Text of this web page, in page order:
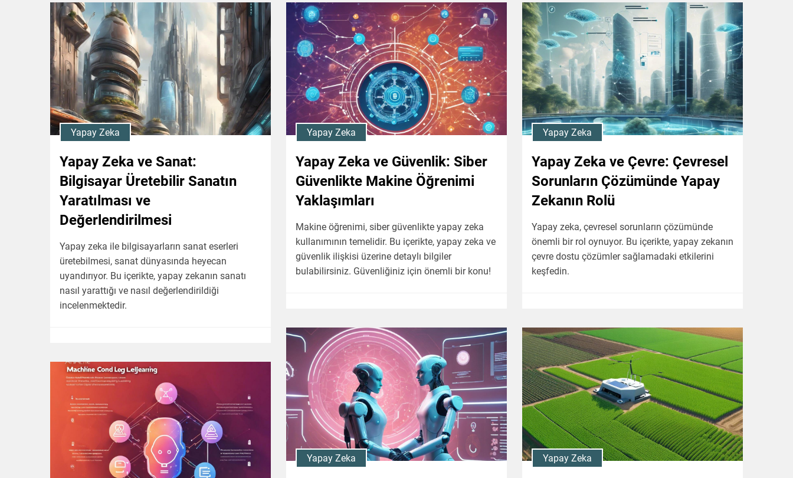
Yapay Zeka
Yapay Zeka ve Sanat:
Bilgisayar Üretebilir Sanatın
Yaratılması ve
Değerlendirilmesi
Yapay zeka ile bilgisayarların sanat eserleri
üretebilmesi, sanat dünyasında heyecan
uyandırıyor. Bu içerikte, yapay zekanın sanatı
nasıl yarattığı ve nasıl değerlendirildiği
incelenmektedir.
Yapay Zeka
Yapay Zeka ve Güvenlik: Siber
Güvenlikte Makine Öğrenimi
Yaklaşımları
Makine öğrenimi, siber güvenlikte yapay zeka
kullanımının temelidir. Bu içerikte, yapay zeka ve
güvenlik ilişkisi üzerine detaylı bilgiler
bulabilirsiniz. Güvenliğiniz için önemli bir konu!
Yapay Zeka
Yapay Zeka ve Çevre: Çevresel
Sorunların Çözümünde Yapay
Zekanın Rolü
Yapay zeka, çevresel sorunların çözümünde
önemli bir rol oynuyor. Bu içerikte, yapay zekanın
çevre dostu çözümler sağlamadaki etkilerini
keşfedin.
Yapay Zeka Yapay Zeka